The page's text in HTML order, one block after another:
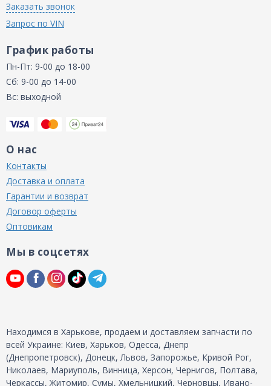
Заказать звонок
Запрос по VIN
График работы
Пн-Пт: 9-00 до 18-00
Сб: 9-00 до 14-00
Вс: выходной
О нас
Контакты
Доставка и оплата
Гарантии и возврат
Договор оферты
Оптовикам
Мы в соцсетях
Находимся в Харькове, продаем и доставляем запчасти по
всей Украине: Киев, Харьков, Одесса, Днепр
(Днепропетровск), Донецк, Львов, Запорожье, Кривой Рог,
Николаев, Мариуполь, Винница, Херсон, Чернигов, Полтава,
Черкассы, Житомир, Сумы, Хмельницкий, Черновцы, Ивано-